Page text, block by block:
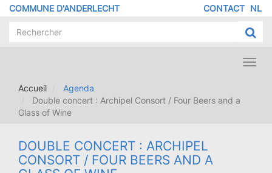
Aller
contenu
COMMUNE D'ANDERLECHT NL
DE
CONTACT
Accueil
Agenda
Double concert : Archipel Consort / Four Beers and a
Glass of Wine
DOUBLE CONCERT : ARCHIPEL
CONSORT / FOUR BEERS AND A